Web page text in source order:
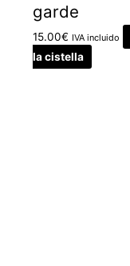
garde
15.00€ IVA incluido
la cistella